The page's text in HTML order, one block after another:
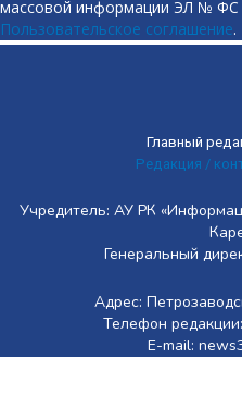
массовой информации ЭЛ № ФС
Пользовательское соглашение.
Главный
Редакция /
Учредитель: АУ РК
Генеральный
Адрес:
Телефон
E-mail: